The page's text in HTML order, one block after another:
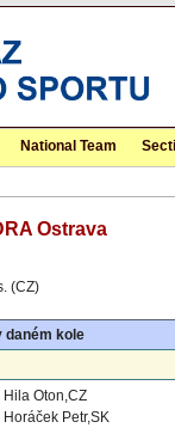
National Team
Ostrava
(CZ)
daném kole
Hila Oton,CZ
Horáček Petr,SK